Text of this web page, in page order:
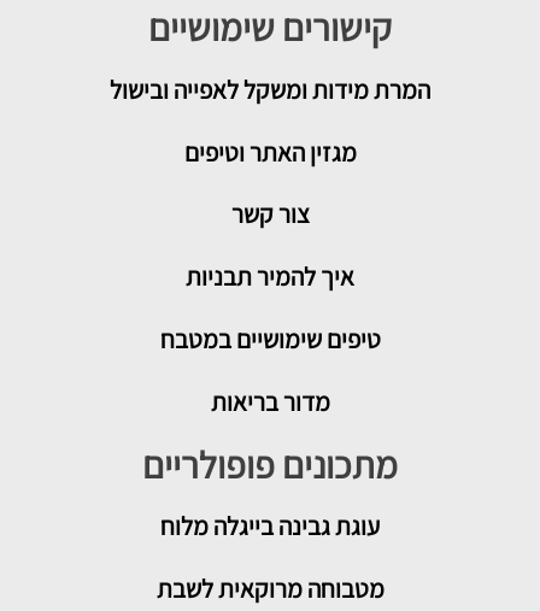
קישורים שימושיים
המרת מידות ומשקל לאפייה ובישול
מגזין האתר וטיפים
צור קשר
איך להמיר תבניות
טיפים שימושיים במטבח
מדור בריאות
מתכונים פופולריים
עוגת גבינה בייגלה מלוח
מטבוחה מרוקאית לשבת